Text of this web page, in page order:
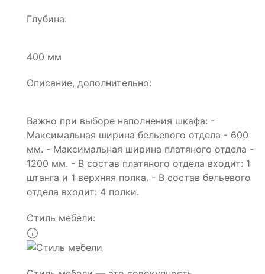
Глубина:
400 мм
Описание, дополнительно:
Важно при выборе наполнения шкафа: -
Максимальная ширина бельевого отдела - 600
мм. - Максимальная ширина платяного отдела -
1200 мм. - В состав платяного отдела входит: 1
штанга и 1 верхняя полка. - В состав бельевого
отдела входит: 4 полки.
Стиль мебели: